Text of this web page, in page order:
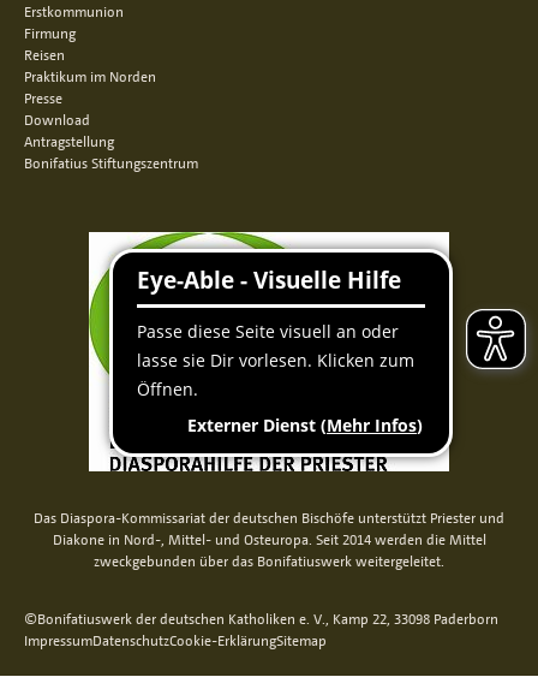
Erstkommunion
Firmung
Reisen
Praktikum im Norden
Presse
Download
Antragstellung
Bonifatius Stiftungszentrum
Das Diaspora-Kommissariat der deutschen Bischöfe unterstützt Priester und
Diakone in Nord-, Mittel- und Osteuropa. Seit 2014 werden die Mittel
zweckgebunden über das Bonifatiuswerk weitergeleitet.
©Bonifatiuswerk der deutschen Katholiken e. V., Kamp 22, 33098 Paderborn
ImpressumDatenschutzCookie-ErklärungSitemap